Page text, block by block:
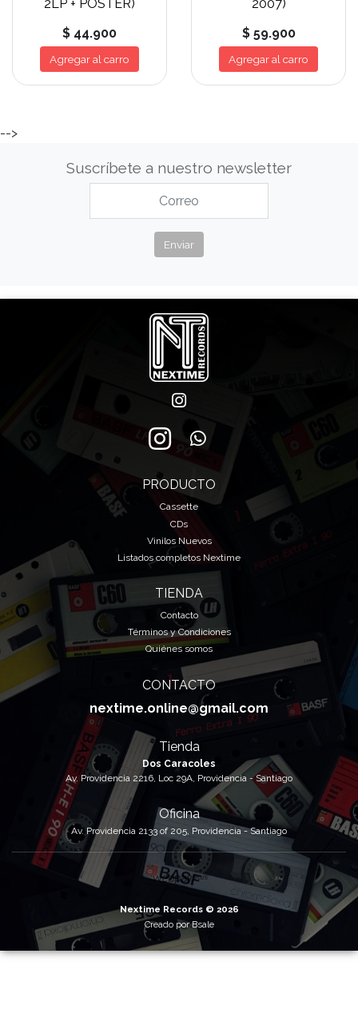
2LP + POSTER)
$ 44.900
Agregar al carro
2007)
$ 59.900
Agregar al carro
-->
Suscríbete a nuestro newsletter
Enviar
PRODUCTO
Cassette
CDs
Vinilos Nuevos
Listados completos Nextime
TIENDA
Contacto
Términos y Condiciones
Quiénes somos
CONTACTO
nextime.online@gmail.com
Tienda
Dos Caracoles
Av. Providencia 2216, Loc 29A, Providencia - Santiago
Oficina
Av. Providencia 2133 of 205, Providencia - Santiago
Nextime Records © 2026
Creado porBsale